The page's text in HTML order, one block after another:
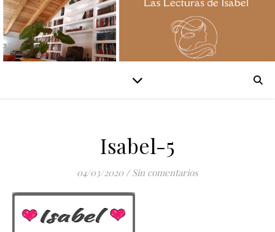
Isabel-5
04/03/2020 / Sin comentarios